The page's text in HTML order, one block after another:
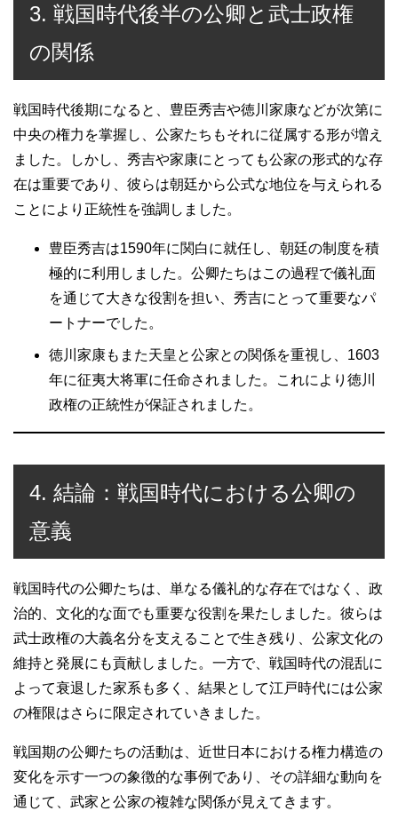
3. 戦国時代後半の公卿と武士政権
の関係
戦国時代後期になると、豊臣秀吉や徳川家康などが次第に
中央の権力を掌握し、公家たちもそれに従属する形が増え
ました。しかし、秀吉や家康にとっても公家の形式的な存
在は重要であり、彼らは朝廷から公式な地位を与えられる
ことにより正統性を強調しました。
豊臣秀吉は1590年に関白に就任し、朝廷の制度を積
極的に利用しました。公卿たちはこの過程で儀礼面
を通じて大きな役割を担い、秀吉にとって重要なパ
ートナーでした。
徳川家康もまた天皇と公家との関係を重視し、1603
年に征夷大将軍に任命されました。これにより徳川
政権の正統性が保証されました。
4. 結論：戦国時代における公卿の
意義
戦国時代の公卿たちは、単なる儀礼的な存在ではなく、政
治的、文化的な面でも重要な役割を果たしました。彼らは
武士政権の大義名分を支えることで生き残り、公家文化の
維持と発展にも貢献しました。一方で、戦国時代の混乱に
よって衰退した家系も多く、結果として江戸時代には公家
の権限はさらに限定されていきました。
戦国期の公卿たちの活動は、近世日本における権力構造の
変化を示す一つの象徴的な事例であり、その詳細な動向を
通じて、武家と公家の複雑な関係が見えてきます。